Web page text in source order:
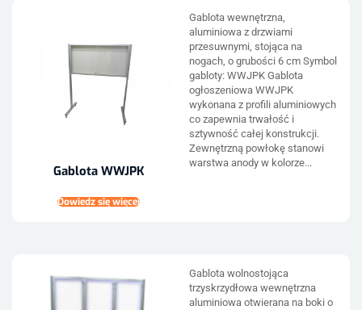
Gablota WWJPK
Dowiedz się więcej
Gablota wewnętrzna,
aluminiowa z drzwiami
przesuwnymi, stojąca na
nogach, o grubości 6 cm Symbol
gabloty: WWJPK Gablota
ogłoszeniowa WWJPK
wykonana z profili aluminiowych
co zapewnia trwałość i
sztywność całej konstrukcji.
Zewnętrzną powłokę stanowi
warstwa anody w kolorze...
Gablota wolnostojąca
trzyskrzydłowa wewnętrzna
aluminiowa otwierana na boki o